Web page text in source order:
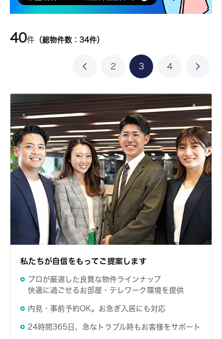
40件 （総物件数：34件）
2 3 4
私たちが自信をもってご提案します
プロが厳選した良質な物件ラインナップ
快適に過ごせるお部屋・テレワーク環境を提供
内見・事前予約OK。お急ぎ入居にも対応
24時間365日、急なトラブル時もお客様をサポート